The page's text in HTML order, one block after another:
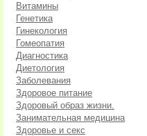
Витамины
Генетика
Гинекология
Гомеопатия
Диагностика
Диетология
Заболевания
Здоровое питание
Здоровый образ жизни.
Занимательная медицина
Здоровье и секс